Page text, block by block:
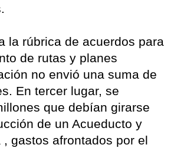
la rúbrica de acuerdos para
de rutas y planes
no envió una suma de
En tercer lugar, se
que debían girarse
de un Acueducto y
, gastos afrontados por el